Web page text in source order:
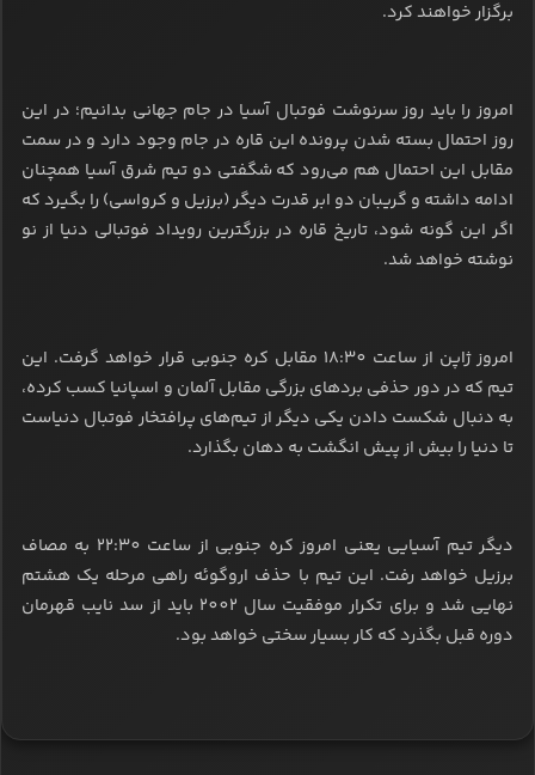
برگزار خواهند کرد.
امروز را باید روز سرنوشت فوتبال آسیا در جام جهانی بدانیم؛ در این
روز احتمال بسته شدن پرونده این قاره در جام وجود دارد و در سمت
مقابل این احتمال هم می‌رود که شگفتی دو تیم شرق آسیا همچنان
ادامه داشته و گریبان دو ابر قدرت دیگر (برزیل و کرواسی) را بگیرد که
اگر این گونه شود، تاریخ قاره در بزرگترین رویداد فوتبالی دنیا از نو
نوشته خواهد شد.
امروز ژاپن از ساعت 18:30 مقابل کره جنوبی قرار خواهد گرفت. این
تیم که در دور حذفی بردهای بزرگی مقابل آلمان و اسپانیا کسب کرده،
به دنبال شکست دادن یکی دیگر از تیم‌های پرافتخار فوتبال دنیاست
تا دنیا را بیش از پیش انگشت به دهان بگذارد.
دیگر تیم آسیایی یعنی امروز کره جنوبی از ساعت 22:30 به مصاف
برزیل خواهد رفت. این تیم با حذف اروگوئه راهی مرحله یک هشتم
نهایی شد و برای تکرار موفقیت‌ سال 2002 باید از سد نایب قهرمان
دوره قبل بگذرد که کار بسیار سختی خواهد بود.